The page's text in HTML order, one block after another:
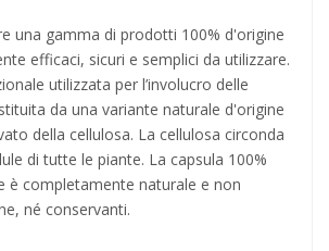
una gamma di prodotti 100% d'origine
efficaci, sicuri e semplici da utilizzare.
utilizzata per l’involucro delle
da una variante naturale d'origine
della cellulosa. La cellulosa circonda
di tutte le piante. La capsula 100%
è completamente naturale e non
né conservanti.